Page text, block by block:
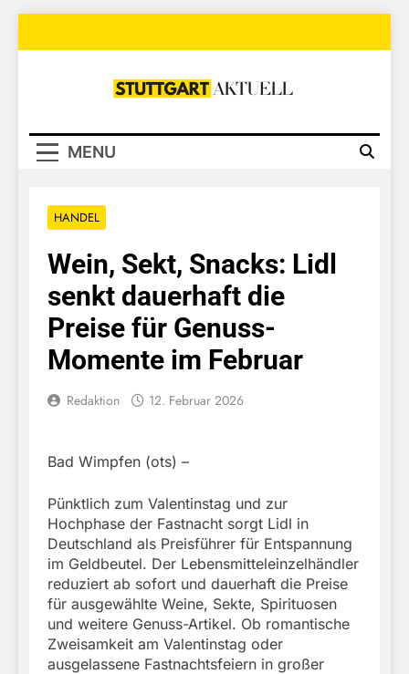
Stuttgart
MENU
HANDEL
Wein, Sekt, Snacks: Lidl
senkt dauerhaft die
Preise für Genuss-
Momente im Februar
Redaktion 12. Februar 2026
Bad Wimpfen (ots) –
Pünktlich zum Valentinstag und zur
Hochphase der Fastnacht sorgt Lidl in
Deutschland als Preisführer für Entspannung
im Geldbeutel. Der Lebensmitteleinzelhändler
reduziert ab sofort und dauerhaft die Preise
für ausgewählte Weine, Sekte, Spirituosen
und weitere Genuss-Artikel. Ob romantische
Zweisamkeit am Valentinstag oder
ausgelassene Fastnachtsfeiern in großer